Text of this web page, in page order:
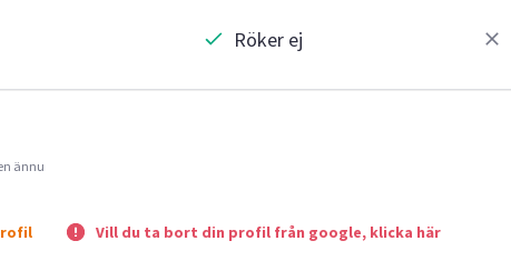
Röker ej
ännu
Vill du ta bort din profil från google, klicka här